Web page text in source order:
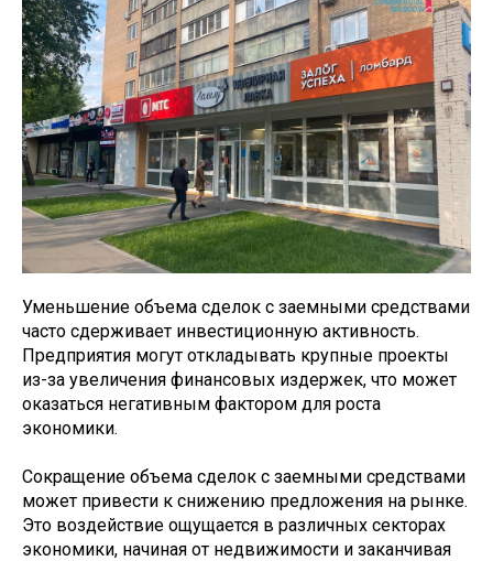
Уменьшение объема сделок с заемными средствами
часто сдерживает инвестиционную активность.
Предприятия могут откладывать крупные проекты
из-за увеличения финансовых издержек, что может
оказаться негативным фактором для роста
экономики.
Сокращение объема сделок с заемными средствами
может привести к снижению предложения на рынке.
Это воздействие ощущается в различных секторах
экономики, начиная от недвижимости и заканчивая